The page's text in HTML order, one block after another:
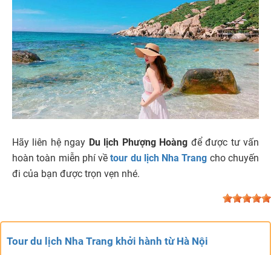
Hãy liên hệ ngay Du lịch Phượng Hoàng để được tư vấn
hoàn toàn miễn phí vềtour du lịch Nha Trang cho chuyến
đi của bạn được trọn vẹn nhé.
Tour du lịch Nha Trang khởi hành từ Hà Nội